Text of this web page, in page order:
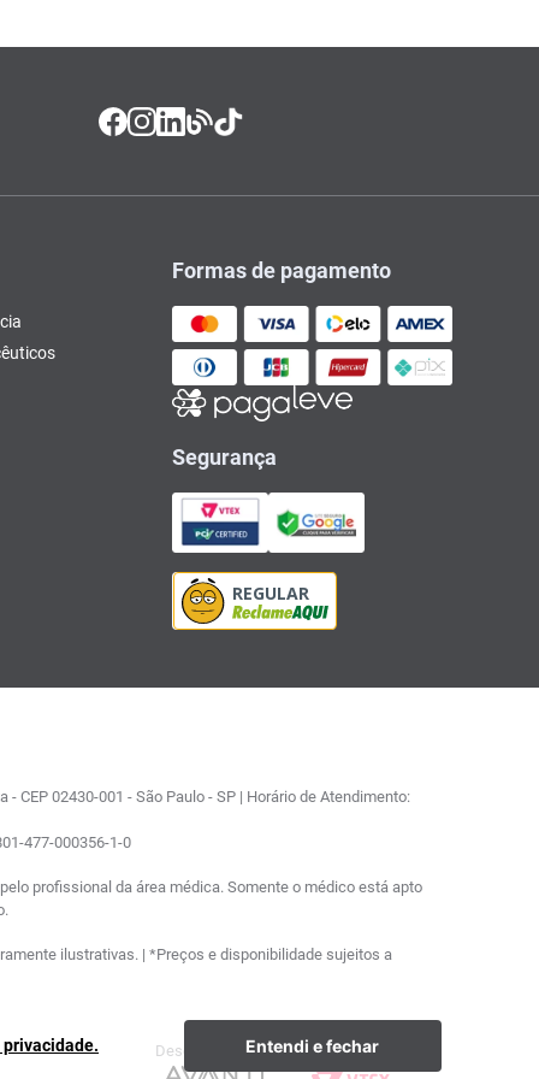
Entendi e fechar
Formas de pagamento
Segurança
CEP 02430-001 - São Paulo - SP | Horário de Atendimento:
477-000356-1-0
profissional da área médica. Somente o médico está apto
ilustrativas. | *Preços e disponibilidade sujeitos a
Desenvolvimento Plataforma